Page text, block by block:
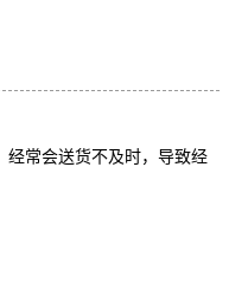
常会送货不及时，导致经